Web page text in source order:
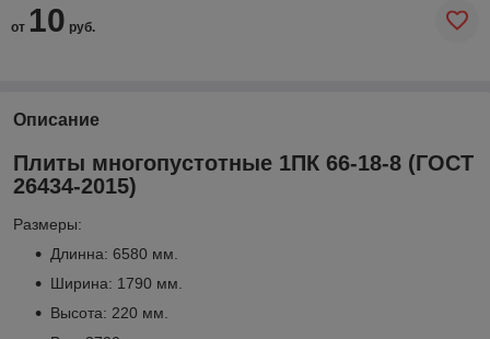
от 10 руб.
Описание
Плиты многопустотные 1ПК 66-18-8 (ГОСТ
26434-2015)
Размеры:
Длинна: 6580 мм.
Ширина: 1790 мм.
Высота: 220 мм.